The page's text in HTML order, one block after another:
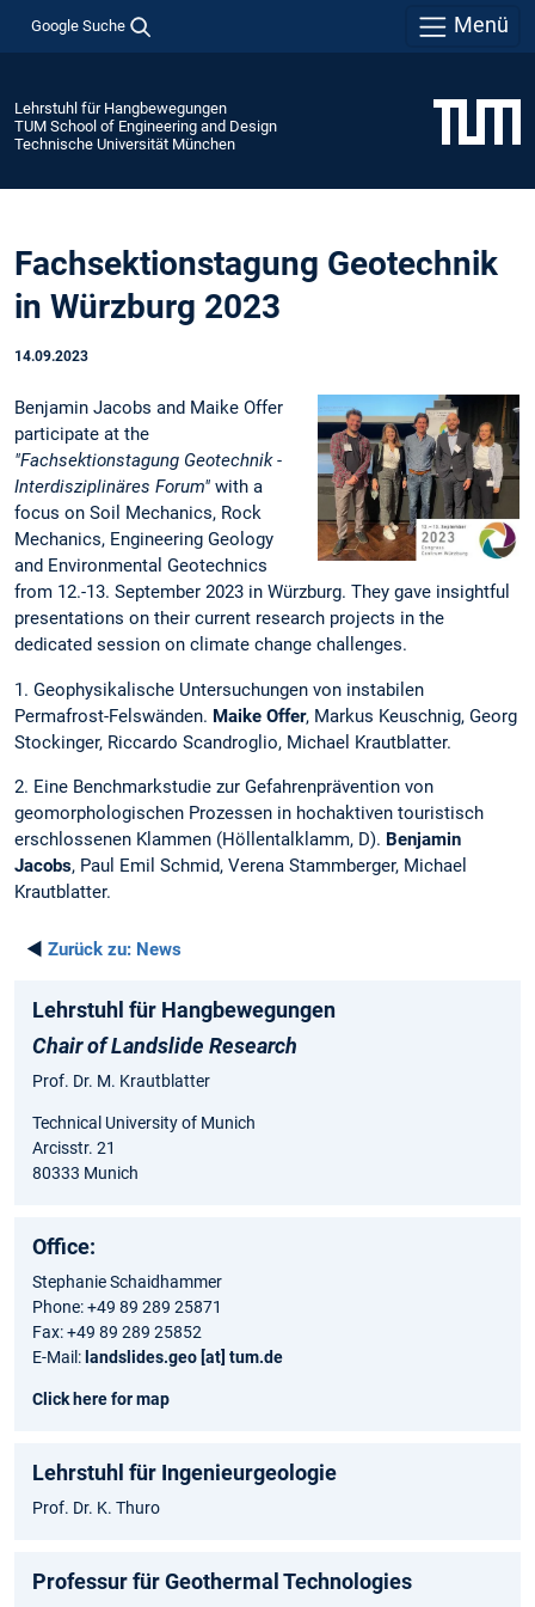
Google Suche Menü
Lehrstuhl für Hangbewegungen
TUM School of Engineering and Design
Technische Universität München
Fachsektionstagung Geotechnik
in Würzburg 2023
14.09.2023
Benjamin Jacobs and Maike Offer
participate at the
"Fachsektionstagung Geotechnik -
Interdisziplinäres Forum" with a
focus on Soil Mechanics, Rock
Mechanics, Engineering Geology
and Environmental Geotechnics
from 12.-13. September 2023 in Würzburg. They gave insightful
presentations on their current research projects in the
dedicated session on climate change challenges.
1. Geophysikalische Untersuchungen von instabilen
Permafrost-Felswänden. Maike Offer, Markus Keuschnig, Georg
Stockinger, Riccardo Scandroglio, Michael Krautblatter.
2. Eine Benchmarkstudie zur Gefahrenprävention von
geomorphologischen Prozessen in hochaktiven touristisch
erschlossenen Klammen (Höllentalklamm, D). Benjamin
Jacobs, Paul Emil Schmid, Verena Stammberger, Michael
Krautblatter.
◄ Zurück zu: News
Lehrstuhl für Hangbewegungen
Chair of Landslide Research
Prof. Dr. M. Krautblatter
Technical University of Munich
Arcisstr. 21
80333 Munich
Office:
Stephanie Schaidhammer
Phone: +49 89 289 25871
Fax: +49 89 289 25852
E-Mail: landslides.geo [at] tum.de
Click here for map
Lehrstuhl für Ingenieurgeologie
Prof. Dr. K. Thuro
Professur für Geothermal Technologies